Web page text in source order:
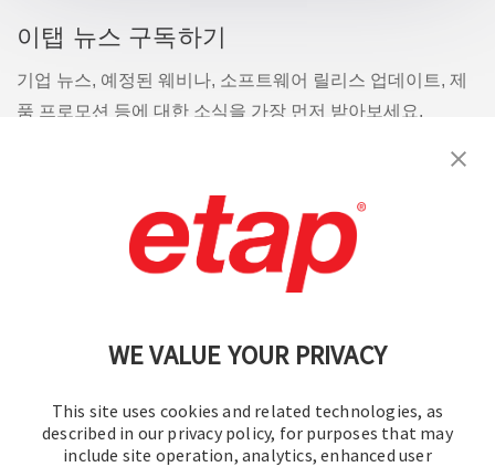
WE VALUE YOUR PRIVACY
This site uses cookies and related technologies, as
described in our privacy policy, for purposes that may
include site operation, analytics, enhanced user
이탭 뉴스 구독하기
기업 뉴스, 예정된 웨비나, 소프트웨어 릴리스 업데이트, 제
품 프로모션 등에 대한 소식을 가장 먼저 받아보세요.
이용 약관 | 개인정보처리방침